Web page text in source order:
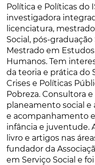
Política e Políticas do
investigadora
licenciatura,
Social, pós-
Mestrado em
Humanos. Tem
da teoria e prática do
Crises e Políticas
Pobreza. Consultora
planeamento social e
e acompanhamento
infância e juventude.
livro e artigos nas
fundador da
em Serviço Social e